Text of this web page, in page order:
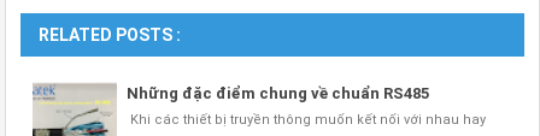
RELATED POSTS :
Những đặc điểm chung về chuẩn RS485
Khi các thiết bị truyền thông muốn kết nối với nhau hay